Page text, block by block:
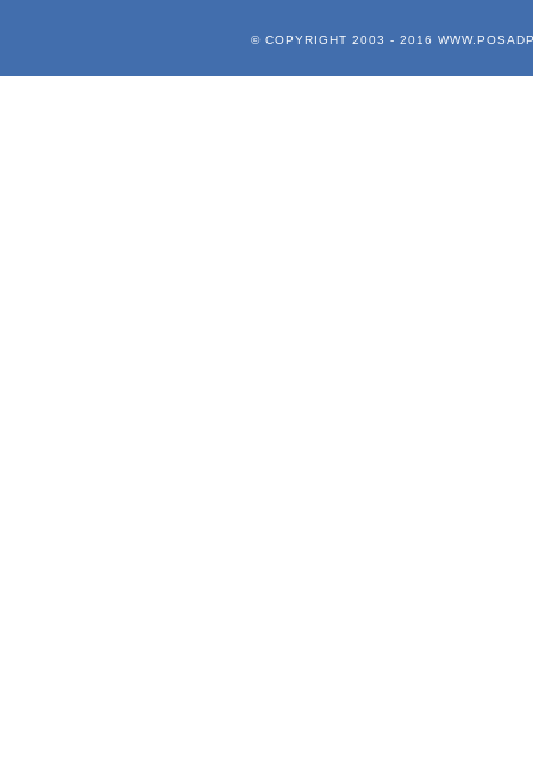
© COPYRIGHT 2003 - 2016